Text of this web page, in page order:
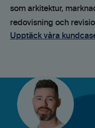
som arkitektur,
redovisning och
Upptäck våra